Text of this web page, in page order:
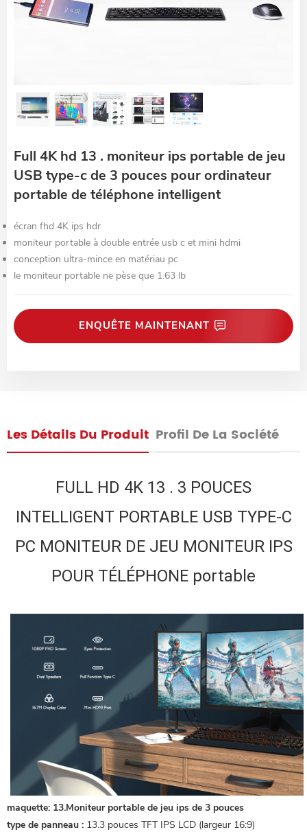
Full 4K hd 13 . moniteur ips portable de jeu
USB type-c de 3 pouces pour ordinateur
portable de téléphone intelligent
écran fhd 4K ips hdr
moniteur portable à double entrée usb c et mini hdmi
conception ultra-mince en matériau pc
le moniteur portable ne pèse que 1.63 lb
ENQUÊTE MAINTENANT
Les Détails Du Produit Profil De La Société
FULL HD 4K 13 . 3 POUCES
INTELLIGENT PORTABLE USB TYPE-C
PC MONITEUR DE JEU MONITEUR IPS
POUR TÉLÉPHONE portable
maquette: 13.Moniteur portable de jeu ips de 3 pouces
type de panneau : 13.3 pouces TFT IPS LCD (largeur 16:9)